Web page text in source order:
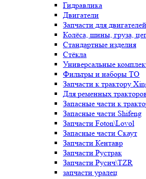
Гидравлика
Двигатели
Запчасти для двигателей
Колёса, шины, груза,
Стандартные изделия
Стёкла
Универсальные
Фильтры и наборы ТО
Запчасти к трактору
Для ременных
Запасные части к
Запасные части Shifeng
Запчасти Foton\Lovol
Запасные части Скаут
Запчасти Кентавр
Запчасти Рустрак
Запчасти Русич\TZR
запчасти уралец